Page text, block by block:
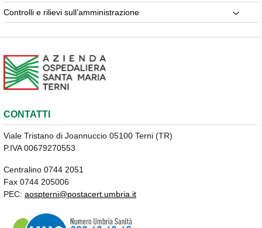
Controlli e rilievi sull’amministrazione
CONTATTI
Viale Tristano di Joannuccio 05100 Terni (TR)
P.IVA 00679270553
Centralino 0744 2051
Fax 0744 205006
PEC: aospterni@postacert.umbria.it